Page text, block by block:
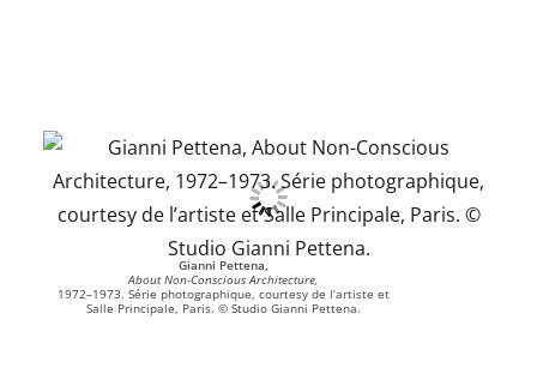
Gianni Pettena,
About Non-Conscious Architecture,
1972–1973. Série photographique, courtesy de l’artiste et
Salle Principale, Paris. © Studio Gianni Pettena.